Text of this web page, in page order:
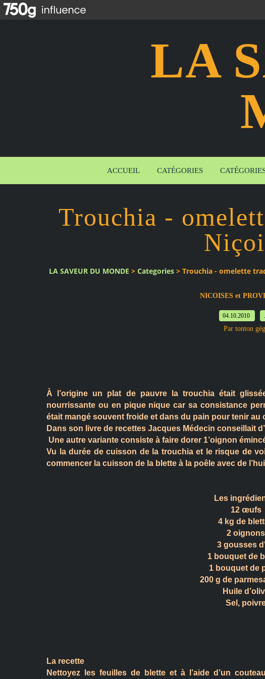
LA
ACCUEIL CATÉGORIES
Trouchia -
LA SAVEUR DU MONDE > Categories > Trouchia - omelette
NICOISES et
04.10.2010
Par tonton
À l’origine un plat de pauvre la trouchiaétait
nourrissante ou en pique nique car sa consistance
était mangé souvent froide et dans du pain pour tenir au
Dans son livre de recettes Jacques Médecin conseillait
Une autre variante consiste à faire dorer 1’oignon
Vu la durée de cuisson de la trouchiaet le risque de
commencer la cuisson de la blette à la poêle avec de
Les
12 œufs
4 kg de
2 oignons
3 gousses
1 bouquet de
1 bouquet de
200 g de
Huile
Sel,
La recette
Nettoyez les feuilles de blette et à l’aide d’un